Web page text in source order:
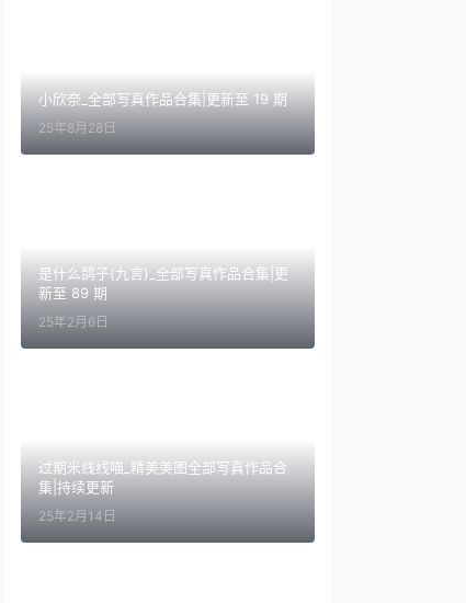
小欣奈_全部写真作品合集|更新至 19 期
25年8月28日
是什么鸽子(九言)_全部写真作品合集|更
新至 89 期
25年2月6日
过期米线线喵_精美美图全部写真作品合
集|持续更新
25年2月14日